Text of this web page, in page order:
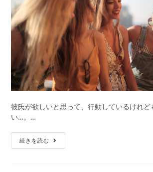
さ
れ
た
占
い
師
《水
晶
玉
子》
の
ま
彼氏が欲しいと思って、行動しているけれど
い…。…
続きを読む
な